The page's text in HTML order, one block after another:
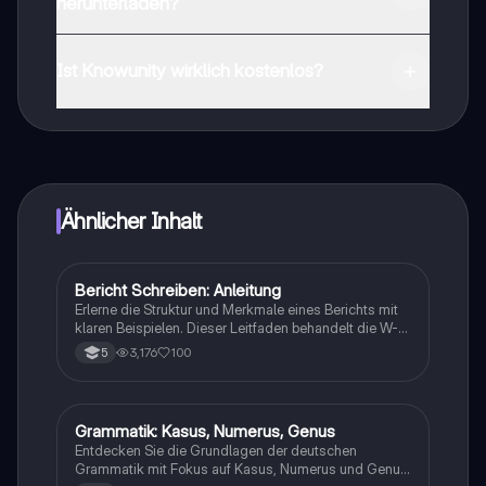
Ähnlicher Inhalt
Deutsch
Bericht Schreiben: Anleitung
Erlerne die Struktur und Merkmale eines Berichts mit
klaren Beispielen. Dieser Leitfaden behandelt die W-
Fragen, den Aufbau (Einleitung, Hauptteil, Schluss)
und bietet einen Beispielbericht für Schüler der
5 3,176 100
Deutsch
Grammatik: Kasus, Numerus, Genus
Entdecken Sie die Grundlagen der deutschen
Grammatik mit Fokus auf Kasus, Numerus und Genus.